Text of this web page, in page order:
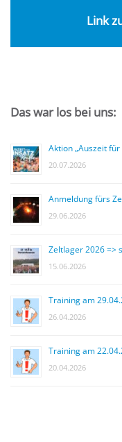
Link
Das war los bei uns:
Aktion „Auszeit
20.07.2026
Anmeldung fürs
29.06.2026
Zeltlager 2026 =>
15.06.2026
Training am
26.04.2026
Training am
20.04.2026